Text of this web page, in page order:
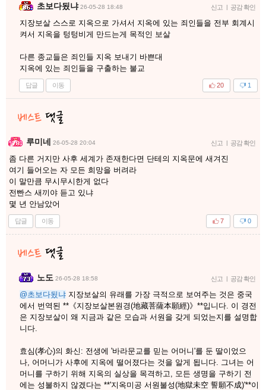
초보다됬냐 26-05-28 18:48 신고 | 공감 확인
지장보살 스스로 지옥으로 가셔서 지옥에 있는 죄인들을 전부 회계시
켜서 지옥을 텅텅비게 만드는게 목적인 보살
다른 종교들은 죄인들 지옥 보내기 바쁜대
지옥에 있는 죄인들을 구출하는 불교
답글 이동 1
20
루미네 26-05-28 20:04 신고 | 공감 확인
좀 다른 거지만 사후 세계가 존재한다면 단테의 지옥문에 새겨진
여기 들어오는 자 모든 희망을 버려라
이 말만큼 무시무시한게 없다
전빤스 새끼야 듣고 있냐
몇 년 안남았어
답글 이동 0
7
노도 26-05-28 18:58 신고 | 공감 확인
@초보다됬냐 지장보살의 유래를 가장 극적으로 보여주는 것은 중국
에서 번역된 **《지장보살본원경(地藏菩薩本願經)》**입니다. 이 경전
은 지장보살이 왜 지금과 같은 모습과 서원을 갖게 되었는지를 설명합
니다.
​효심(孝心)의 화신: 전생에 '바라문교를 믿는 어머니'를 둔 딸이었으
나, 어머니가 사후에 지옥에 떨어졌다는 것을 알게 됩니다. 그녀는 어
머니를 구하기 위해 지옥의 실상을 목격하고, 모든 생명을 구하기 전
에는 성불하지 않겠다는 **'지옥미공 서원불성(地獄未空 誓願不成)'**이